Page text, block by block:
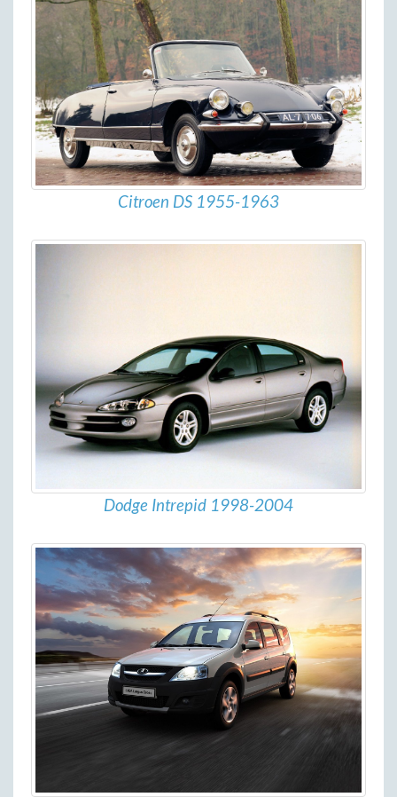
Citroen DS 1955-1963
Dodge Intrepid 1998-2004